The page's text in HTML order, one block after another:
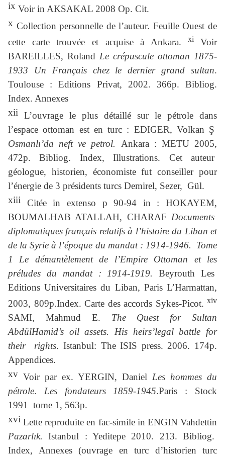
ix Voir in AKSAKAL 2008 Op. Cit.
x Collection personnelle de l’auteur. Feuille Ouest de
cette carte trouvée et acquise à Ankara.xi Voir
BAREILLES, Roland Le crépuscule ottoman 1875-
1933 Un Français chez le dernier grand sultan.
Toulouse : Editions Privat, 2002. 366p. Bibliog.
Index. Annexes
xii L’ouvrage le plus détaillé sur le pétrole dans
l’espace ottoman est en turc : EDIGER, Volkan Ş
Osmanlı’da neft ve petrol. Ankara : METU 2005,
472p. Bibliog. Index, Illustrations. Cet auteur
géologue, historien, économiste fut conseiller pour
l’énergie de 3 présidents turcs Demirel, Sezer, Gül.
xiii Citée in extenso p 90-94 in : HOKAYEM,
BOUMALHAB ATALLAH, CHARAF Documents
diplomatiques français relatifs à l’histoire du Liban et
de la Syrie à l’époque du mandat : 1914-1946. Tome
1 Le démantèlement de l’Empire Ottoman et les
préludes du mandat : 1914-1919.Beyrouth Les
Editions Universitaires du Liban, Paris L’Harmattan,
2003, 809p.Index. Carte des accords Sykes-Picot. xiv
SAMI, Mahmud E. The Quest for Sultan
AbdülHamid’s oil assets. His heirs’legal battle for
their rights. Istanbul: The ISIS press. 2006. 174p.
Appendices.
xv Voir par ex. YERGIN, Daniel Les hommes du
pétrole. Les fondateurs 1859-1945.Paris : Stock
1991 tome 1, 563p.
xviLette reproduite en fac-simile in ENGIN Vahdettin
Pazarlık.Istanbul : Yeditepe 2010. 213. Bibliog.
Index, Annexes (ouvrage en turc d’historien turc